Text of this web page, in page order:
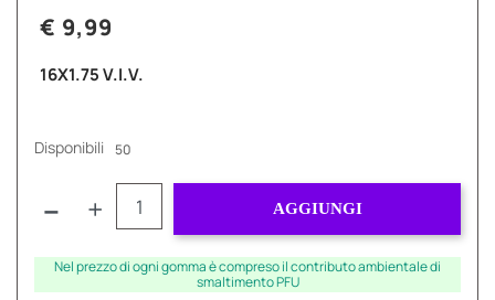
€ 9,99
16X1.75 V.I.V.
Disponibili 50
AGGIUNGI
Nel prezzo di ogni gomma è compreso il contributo ambientale di
smaltimento PFU